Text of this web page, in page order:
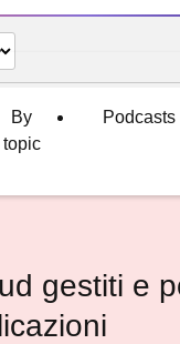
By
topic
Podcasts
gestiti e